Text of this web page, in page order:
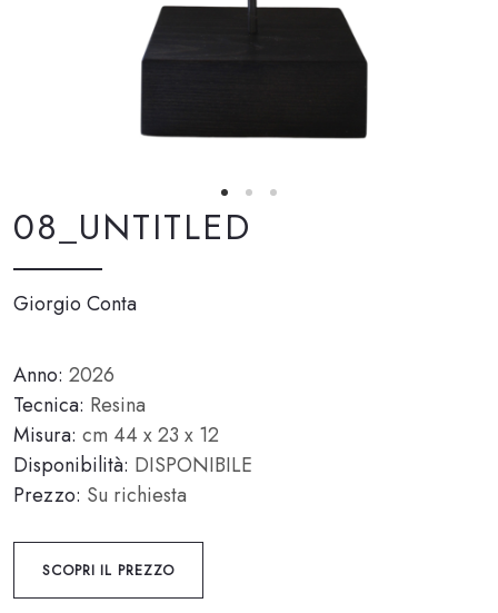
08_UNTITLED
Giorgio Conta
Anno: 2026
Tecnica: Resina
Misura: cm 44 x 23 x 12
Disponibilità: DISPONIBILE
Prezzo: Su richiesta
SCOPRI IL PREZZO